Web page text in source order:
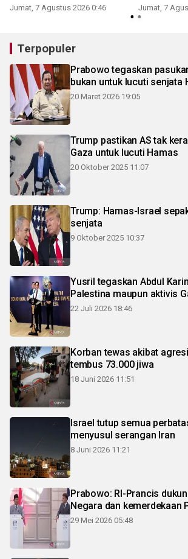
Jumat, 7 Agustus 2026 0:46 Jumat, 7
Terpopuler
Prabowo tegaskan
bukan untuk lucuti senjata
20 Maret 2026 19:05
Trump pastikan AS tak
Gaza untuk lucuti Hamas
20 Oktober 2025 11:07
Trump: Hamas-Israel
senjata
9 Oktober 2025 10:37
Yusril tegaskan Abdul
Palestina maupun aktivis
22 Juli 2026 18:46
Korban tewas akibat
tembus 73.000 jiwa
18 Juni 2026 11:51
Israel tutup semua
menyusul serangan Iran
8 Juni 2026 11:21
Prabowo: RI-Prancis
Negara dan kemerdekaan
29 Mei 2026 05:48